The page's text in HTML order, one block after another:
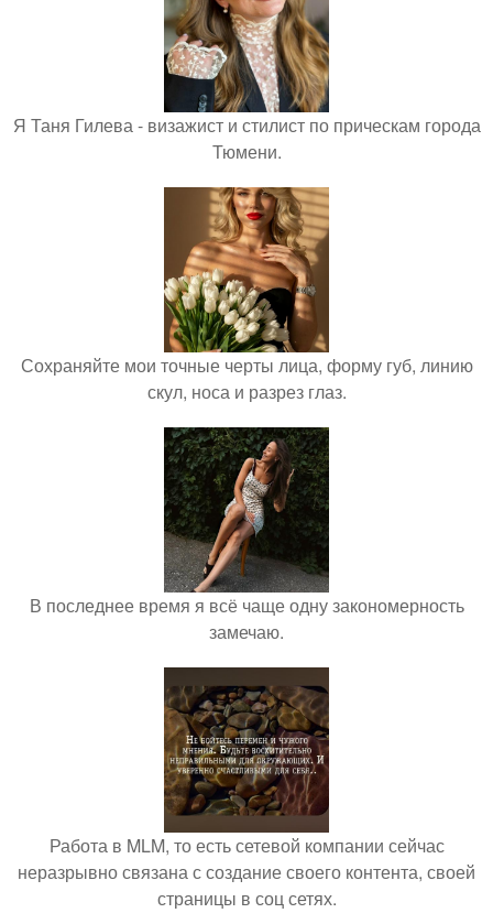
Я Таня Гилева - визажист и стилист по прическам города
Тюмени.
Сохраняйте мои точные черты лица, форму губ, линию
скул, носа и разрез глаз.
В последнее время я всё чаще одну закономерность
замечаю.
Работа в MLM, то есть сетевой компании сейчас
неразрывно связана с создание своего контента, своей
страницы в соц сетях.